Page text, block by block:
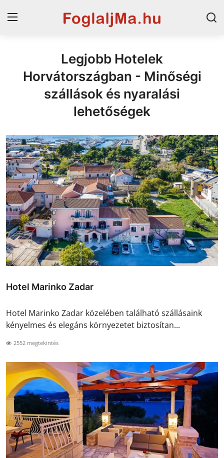
Horvát tengerpart
Szállások a Balatonon
Blog
Szállások Hajdúszoboszlón
Legjobb Hotelek
Horvátországban - Minőségi
szállások és nyaralási
lehetőségek
Hotel Marinko Zadar
Hotel Marinko Zadar közelében található szállásaink
kényelmes és elegáns környezetet biztosítan...
2552 megtekintés